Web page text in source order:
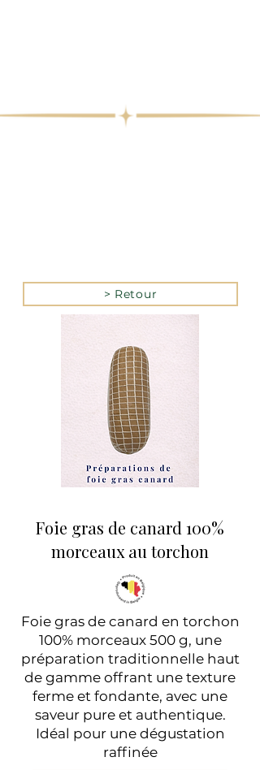
> Retour
Foie gras de canard 100%
morceaux au torchon
Foie gras de canard en torchon
100% morceaux 500 g, une
préparation traditionnelle haut
de gamme offrant une texture
ferme et fondante, avec une
saveur pure et authentique.
Idéal pour une dégustation
raffinée